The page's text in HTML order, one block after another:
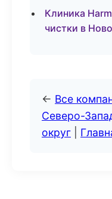
Клиника
чистки в
← Все
Северо-
округ